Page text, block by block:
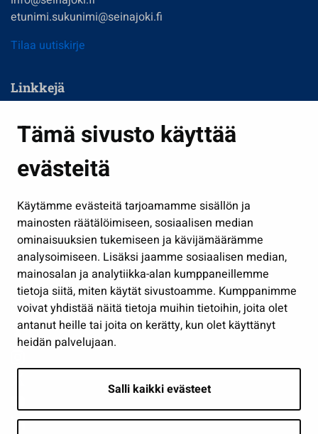
Tämä sivusto käyttää
evästeitä
Käytämme evästeitä tarjoamamme sisällön ja
mainosten räätälöimiseen, sosiaalisen median
ominaisuuksien tukemiseen ja kävijämäärämme
analysoimiseen. Lisäksi jaamme sosiaalisen median,
mainosalan ja analytiikka-alan kumppaneillemme
tietoja siitä, miten käytät sivustoamme. Kumppanimme
voivat yhdistää näitä tietoja muihin tietoihin, joita olet
antanut heille tai joita on kerätty, kun olet käyttänyt
heidän palvelujaan.
Salli kaikki evästeet
etunimi.sukunimi@seinajoki.fi
Tilaa uutiskirje
Linkkejä
Kasvatus ja opetus
Kulttuuri ja liikunta
Työ ja yrittäminen
Osallistu ja asioi
Näytä omat evästeasetukseni
Seuraa meitä